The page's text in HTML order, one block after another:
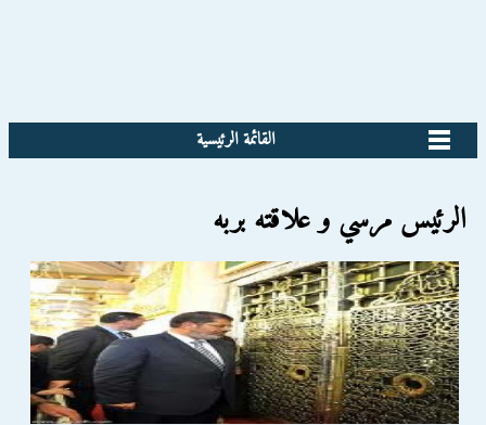
القائمة الرئيسية
الرئيس مرسي و علاقته بربه